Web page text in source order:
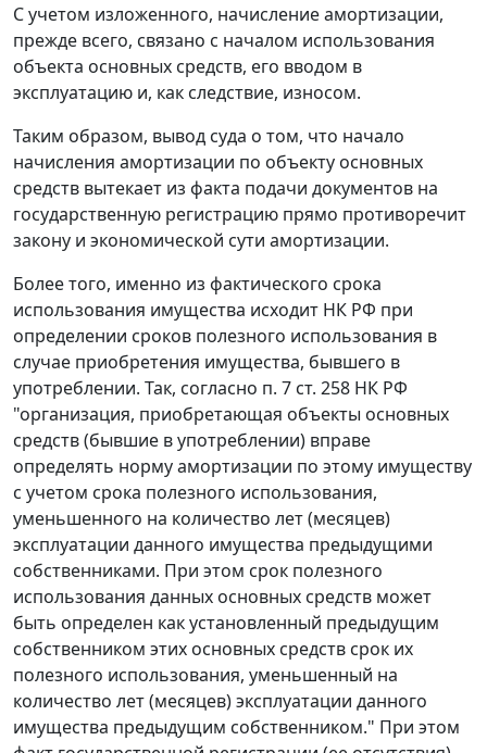
С учетом изложенного, начисление амортизации,
прежде всего, связано с началом использования
объекта основных средств, его вводом в
эксплуатацию и, как следствие, износом.
Таким образом, вывод суда о том, что начало
начисления амортизации по объекту основных
средств вытекает из факта подачи документов на
государственную регистрацию прямо противоречит
закону и экономической сути амортизации.
Более того, именно из фактического срока
использования имущества исходит НК РФ при
определении сроков полезного использования в
случае приобретения имущества, бывшего в
употреблении. Так, согласно п. 7 ст. 258 НК РФ
"организация, приобретающая объекты основных
средств (бывшие в употреблении) вправе
определять норму амортизации по этому имуществу
с учетом срока полезного использования,
уменьшенного на количество лет (месяцев)
эксплуатации данного имущества предыдущими
собственниками. При этом срок полезного
использования данных основных средств может
быть определен как установленный предыдущим
собственником этих основных средств срок их
полезного использования, уменьшенный на
количество лет (месяцев) эксплуатации данного
имущества предыдущим собственником." При этом